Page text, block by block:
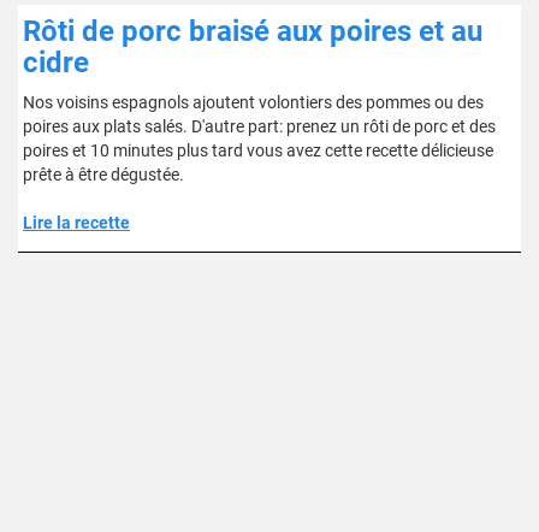
Rôti de porc braisé aux poires et au
cidre
Nos voisins espagnols ajoutent volontiers des pommes ou des
poires aux plats salés. D'autre part: prenez un rôti de porc et des
poires et 10 minutes plus tard vous avez cette recette délicieuse
prête à être dégustée.
Lire la recette